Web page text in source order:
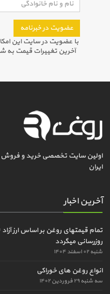
عضویت در خبرنامه
با عضویت در سایت این
آخرین تغییرات قیمت به
اولین سایت تخصصی خرید و فروش
ایران
آخرین اخبار
روزرسانی میگردد
شنبه ۰۲ اسفند ۱۴۰۴
انواع روغن های خوراکی
سه شنبه ۲۹ فروردین ۱۴۰۲